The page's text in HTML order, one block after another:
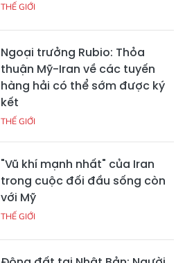
THẾ GIỚI
Ngoại trưởng Rubio: Thỏa
thuận Mỹ-Iran về các tuyến
hàng hải có thể sớm được ký
kết
THẾ GIỚI
"Vũ khí mạnh nhất" của Iran
trong cuộc đối đầu sống còn
với Mỹ
THẾ GIỚI